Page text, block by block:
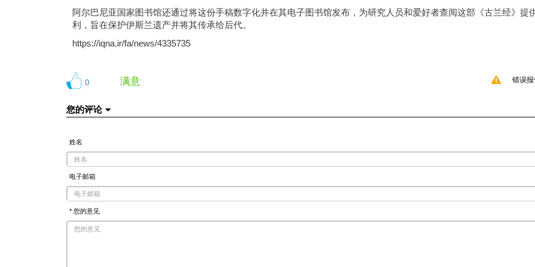
阿尔巴尼亚国家图书馆还通过将这份手稿数字化并在其电子图书馆发布，为研究人员和爱好者查阅这部《古兰经》提
利，旨在保护伊斯兰遗产并将其传承给后代。
https://iqna.ir/fa/news/4335735
0 满意 错误报
您的评论
姓名
电子邮箱
* 您的意见